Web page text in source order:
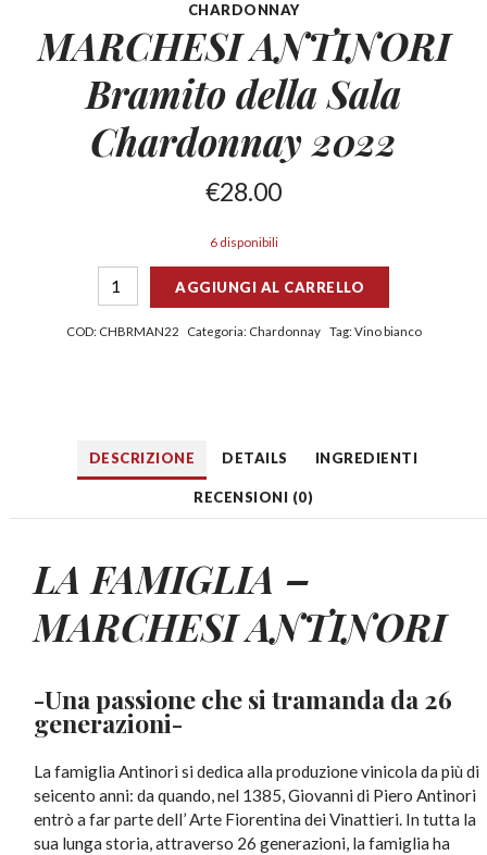
CHARDONNAY
MARCHESI ANTINORI
Bramito dellaSala
Chardonnay 2022
€28.00
6 disponibili
AGGIUNGI AL CARRELLO
COD: CHBRMAN22 Categoria: Chardonnay Tag: Vino bianco
DESCRIZIONE DETAILS INGREDIENTI
RECENSIONI (0)
LA FAMIGLIA –
MARCHESI ANTINORI
-Una passione che si tramanda da 26
generazioni-
La famiglia Antinori si dedica alla produzione vinicola da più di
seicento anni: da quando, nel 1385, Giovanni di Piero Antinori
entrò a far parte dell’ Arte Fiorentina dei Vinattieri. In tutta la
sua lunga storia, attraverso 26 generazioni, la famiglia ha